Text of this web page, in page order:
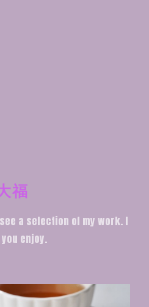
福
a selection of my work. I
enjoy.